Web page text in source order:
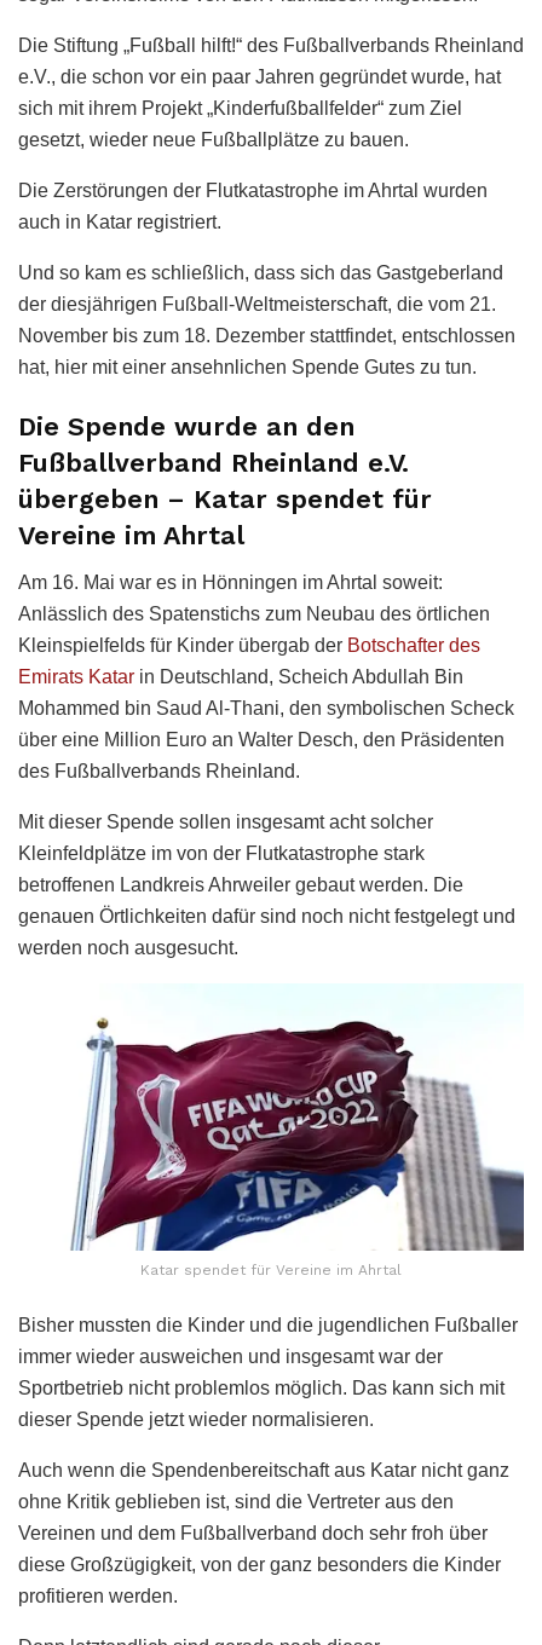
Die Stiftung „Fußball hilft!“ des Fußballverbands Rheinland
e.V., die schon vor ein paar Jahren gegründet wurde, hat
sich mit ihrem Projekt „Kinderfußballfelder“ zum Ziel
gesetzt, wieder neue Fußballplätze zu bauen.
Die Zerstörungen der Flutkatastrophe im Ahrtal wurden
auch in Katar registriert.
Und so kam es schließlich, dass sich das Gastgeberland
der diesjährigen Fußball-Weltmeisterschaft, die vom 21.
November bis zum 18. Dezember stattfindet, entschlossen
hat, hier mit einer ansehnlichen Spende Gutes zu tun.
Die Spende wurde an den
Fußballverband Rheinland e.V.
übergeben – Katar spendet für
Vereine im Ahrtal
Am 16. Mai war es in Hönningen im Ahrtal soweit:
Anlässlich des Spatenstichs zum Neubau des örtlichen
Kleinspielfelds für Kinder übergab der Botschafter des
Emirats Katar in Deutschland, Scheich Abdullah Bin
Mohammed bin Saud Al-Thani, den symbolischen Scheck
über eine Million Euro an Walter Desch, den Präsidenten
des Fußballverbands Rheinland.
Mit dieser Spende sollen insgesamt acht solcher
Kleinfeldplätze im von der Flutkatastrophe stark
betroffenen Landkreis Ahrweiler gebaut werden. Die
genauen Örtlichkeiten dafür sind noch nicht festgelegt und
werden noch ausgesucht.
Katar spendet für Vereine im Ahrtal
Bisher mussten die Kinder und die jugendlichen Fußballer
immer wieder ausweichen und insgesamt war der
Sportbetrieb nicht problemlos möglich. Das kann sich mit
dieser Spende jetzt wieder normalisieren.
Auch wenn die Spendenbereitschaft aus Katar nicht ganz
ohne Kritik geblieben ist, sind die Vertreter aus den
Vereinen und dem Fußballverband doch sehr froh über
diese Großzügigkeit, von der ganz besonders die Kinder
profitieren werden.